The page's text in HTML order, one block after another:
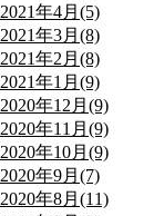
2021年4月(5)
2021年3月(8)
2021年2月(8)
2021年1月(9)
2020年12月(9)
2020年11月(9)
2020年10月(9)
2020年9月(7)
2020年8月(11)